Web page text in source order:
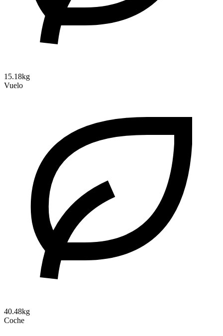
15.18kg
Vuelo
40.48kg
Coche